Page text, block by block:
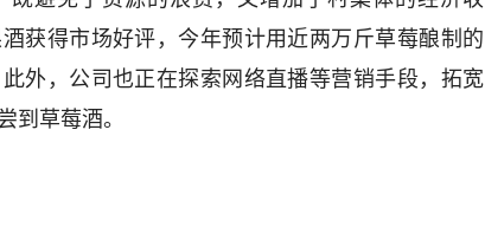
获得市场好评，今年预计用近两万斤草莓酿制的
外，公司也正在探索网络直播等营销手段，拓宽
到草莓酒。